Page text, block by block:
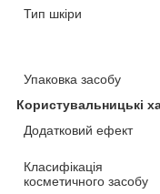
Тип шкіри
Упаковка засобу
Користувальницькі
Додатковий ефект
Класифікація
косметичного засобу